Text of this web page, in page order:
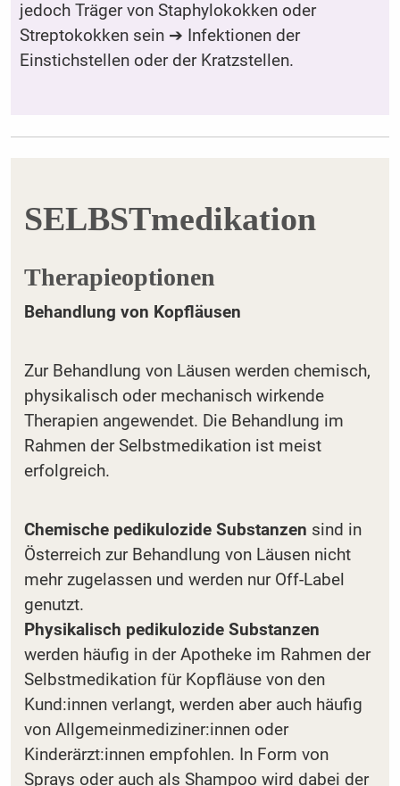
jedoch Träger von Staphylokokken oder
Streptokokken sein ➔ Infektionen der
Einstichstellen oder der Kratzstellen.
SELBSTmedikation
Therapieoptionen
Behandlung von Kopfläusen
Zur Behandlung von Läusen werden chemisch,
physikalisch oder mechanisch wirkende
Therapien angewendet. Die Behandlung im
Rahmen der Selbstmedikation ist meist
erfolgreich.
Chemische pedikulozide Substanzen sind in
Österreich zur Behandlung von Läusen nicht
mehr zugelassen und werden nur Off-Label
genutzt.
Physikalisch pedikulozide Substanzen
werden häufig in der Apotheke im Rahmen der
Selbstmedikation für Kopfläuse von den
Kund:innen verlangt, werden aber auch häufig
von Allgemeinmediziner:innen oder
Kinderärzt:innen empfohlen. In Form von
Sprays oder auch als Shampoo wird dabei der